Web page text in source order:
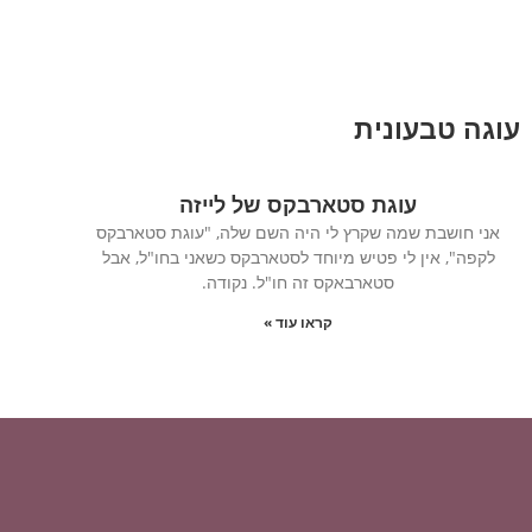
עוגה טבעונית
עוגת סטארבקס של לייזה
אני חושבת שמה שקרץ לי היה השם שלה, "עוגת סטארבקס
לקפה", אין לי פטיש מיוחד לסטארבקס כשאני בחו"ל, אבל
סטארבאקס זה חו"ל. נקודה.
קראו עוד »